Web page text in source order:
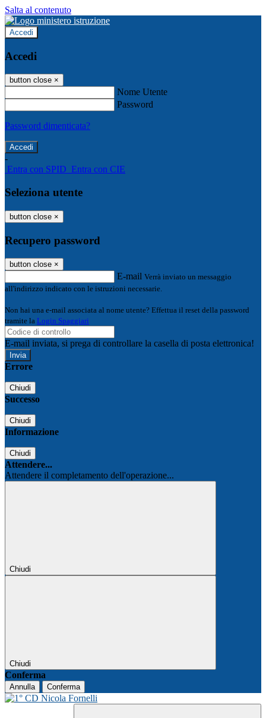
Salta al contenuto
Accedi
Accedi
button close ×
Nome Utente
Password
Password dimenticata?
-
Entra con SPID Entra con CIE
Seleziona utente
button close ×
Recupero password
button close ×
E-mail Verrà inviato un messaggio
all'indirizzo indicato con le istruzioni necessarie.
Non hai una e-mail associata al nome utente? Effettua il reset della password
tramite la Login Spaggiari
E-mail inviata, si prega di controllare la casella di posta elettronica!
Errore
Chiudi
Successo
Chiudi
Informazione
Chiudi
Attendere...
Attendere il completamento dell'operazione...
Chiudi
Chiudi
Conferma
Annulla Conferma